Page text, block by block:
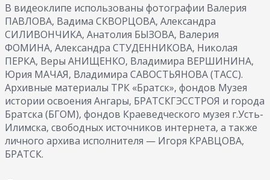
В видеоклипе использованы фотографии Валерия
ПАВЛОВА, Вадима СКВОРЦОВА, Александра
СИЛИВОНЧИКА, Анатолия БЫЗОВА, Валерия
ФОМИНА, Александра СТУДЕННИКОВА, Николая
ПЕРКА, Веры АНИЩЕНКО, Владимира ВЕРШИНИНА,
Юрия МАЧАЯ, Владимира САВОСТЬЯНОВА (ТАСС).
Архивные материалы ТРК «Братск», фондов Музея
истории освоения Ангары, БРАТСКГЭССТРОЯ и города
Братска (БГОМ), фондов Краеведческого музея г.Усть-
Илимска, свободных источников интернета, а также
личного архива исполнителя — Игоря КРАВЦОВА,
БРАТСК.